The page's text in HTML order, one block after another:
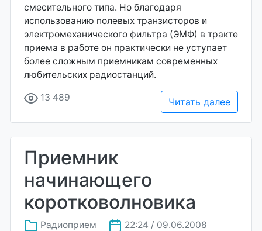
смесительного типа. Но благодаря
использованию полевых транзисторов и
электромеханического фильтра (ЭМФ) в тракте
приема в работе он практически не уступает
более сложным приемникам современных
любительских радиостанций.
13 489 Читать далее
Приемник
начинающего
коротковолновика
Радиоприем 22:24 / 09.06.2008